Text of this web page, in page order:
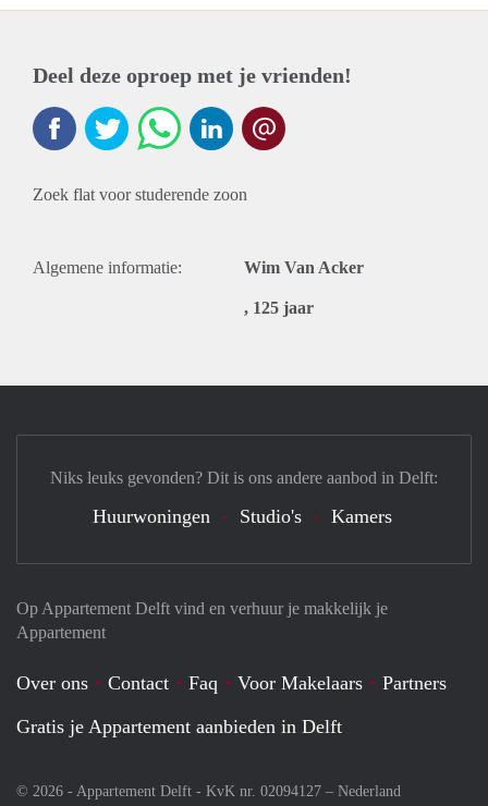
Deel deze oproep met je vrienden!
Zoek flat voor studerende zoon
Algemene informatie: Wim Van Acker
, 125 jaar
Op Appartement Delft vind en verhuur je makkelijk je
Appartement
Over ons Contact Faq Voor Makelaars
Partners
Gratis je Appartement aanbieden in Delft
© 2026 - Appartement Delft - KvK nr. 02094127 – Nederland
Niks leuks gevonden? Dit is ons andere aanbod in Delft:
Huurwoningen Studio's Kamers